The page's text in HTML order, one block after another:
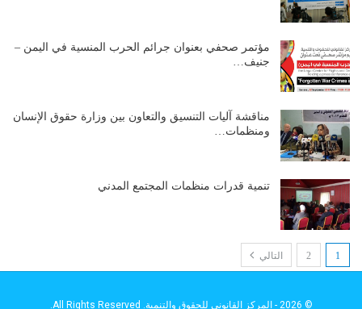
مؤتمر صحفي بعنوان جرائم الحرب المنسية في اليمن –
جنيف…
مناقشة آليات التنسيق والتعاون بين وزارة حقوق الإنسان
ومنظمات…
تنمية قدرات منظمات المجتمع المدني
1
2 التالي
© 2026 - المركز القانوني للحقوق والتنمية. All Rights Reserved.